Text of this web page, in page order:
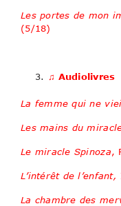
Les portes de mon
(5/18)
♫ Audiolivres
La femme qui ne
Les mains du
Le miracle Spinoza,
L’intérêt de l’enfant,
La chambre des